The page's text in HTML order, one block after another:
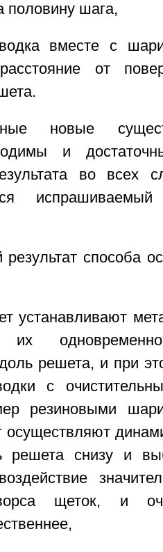
половину шага,
вместе с
от
новые
и
во всех
результат способа
устанавливают
их
решета, и при
с
резиновыми
решета снизу и
щеток, и